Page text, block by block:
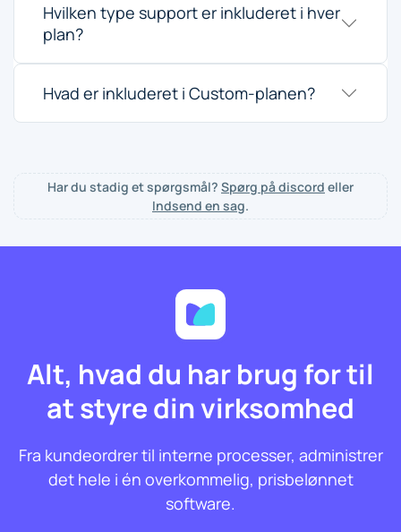
Hvilken type support er inkluderet i hver
plan?
Hvad er inkluderet i Custom-planen?
Har du stadig et spørgsmål? Spørg på discord eller
Indsend en sag.
Alt, hvad du har brug for til
at styre din virksomhed
Fra kundeordrer til interne processer, administrer
det hele i én overkommelig, prisbelønnet
software.